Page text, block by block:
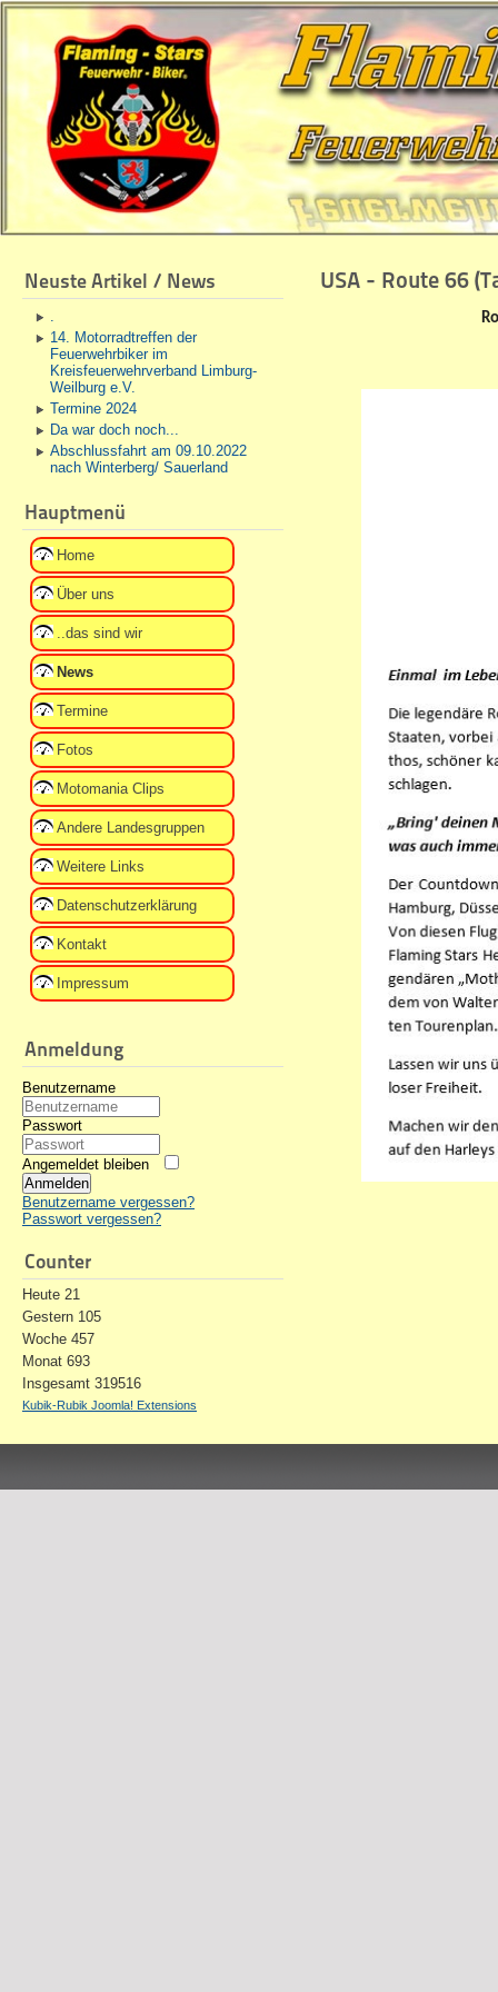
Neuste Artikel / News
.
14. Motorradtreffen der
Feuerwehrbiker im
Kreisfeuerwehrverband Limburg-
Weilburg e.V.
Termine 2024
Da war doch noch...
Abschlussfahrt am 09.10.2022
nach Winterberg/ Sauerland
Hauptmenü
Home
Über uns
..das sind wir
News
Termine
Fotos
Motomania Clips
Andere Landesgruppen
Weitere Links
Datenschutzerklärung
Kontakt
Impressum
Anmeldung
Benutzername
Passwort
Angemeldet bleiben
Anmelden
Benutzername vergessen?
Passwort vergessen?
Counter
Heute 21
Gestern 105
Woche 457
Monat 693
Insgesamt 319516
Kubik-Rubik Joomla! Extensions
USA - Route 66